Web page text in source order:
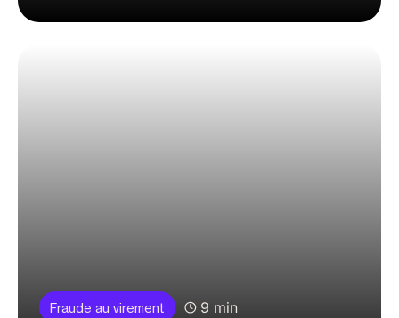
Fraude au virement 9 min